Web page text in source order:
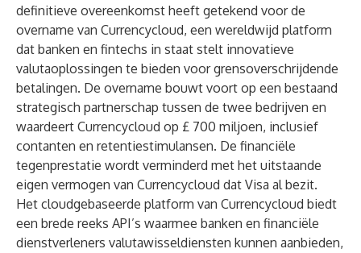
definitieve overeenkomst heeft getekend voor de
overname van Currencycloud, een wereldwijd platform
dat banken en fintechs in staat stelt innovatieve
valutaoplossingen te bieden voor grensoverschrijdende
betalingen. De overname bouwt voort op een bestaand
strategisch partnerschap tussen de twee bedrijven en
waardeert Currencycloud op £ 700 miljoen, inclusief
contanten en retentiestimulansen. De financiële
tegenprestatie wordt verminderd met het uitstaande
eigen vermogen van Currencycloud dat Visa al bezit.
Het cloudgebaseerde platform van Currencycloud biedt
een brede reeks API’s waarmee banken en financiële
dienstverleners valutawisseldiensten kunnen aanbieden,